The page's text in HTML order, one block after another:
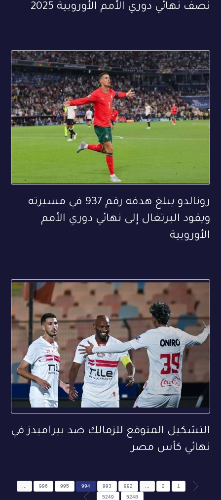
نصف نهائي دوري الأمم الأوروبية 2025
رونالدو يبلغ هدفه رقم 937 في مسيرته
ويقود البرتغال إلى نهائي دوري الأمم
الأوروبية
التشكيل المتوقع للزمالك ضد بيراميدز في
نهائي كأس مصر
1
2
992
993
994
995
996
5248
5249